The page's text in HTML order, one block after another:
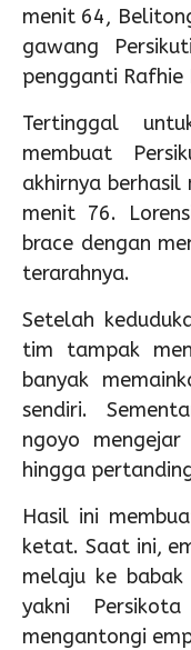
menit 64,
gawang
pengganti Rafhie
Tertinggal
membuat
akhirnya berhasil
menit 76.
brace dengan
terarahnya.
Setelah
tim tampak
banyak
sendiri.
ngoyo
hingga
Hasil ini
ketat. Saat ini,
melaju ke
yakni
mengantongi